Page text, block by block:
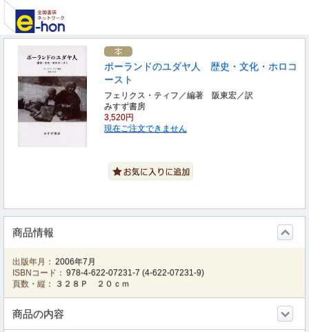
ポーランドのユダヤ人 歴史・文化・ホロコ
ースト
フェリクス・ティフ／編著 阪東宏／訳
みすず書房
3,520円
現在ご注文できません
商品情報
出版年月： 2006年7月
ISBNコード： 978-4-622-07231-7 (4-622-07231-9)
頁数・縦：
３２８Ｐ ２０ｃｍ
商品の内容